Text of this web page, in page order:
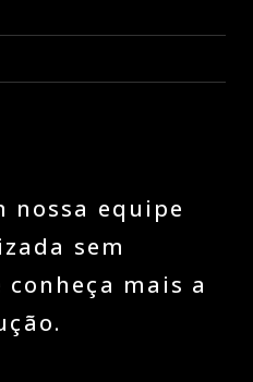
nossa equipe
sem
mais a